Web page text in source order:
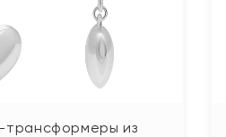
трансформеры из